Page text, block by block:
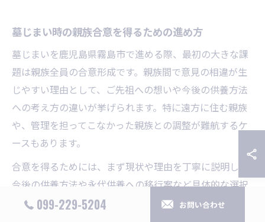
墓じまい時の親族合意を得るための進め方
墓じまいを鹿児島県霧島市で進める際、最初の大きな課
題は親族全員の合意形成です。親族間で意見の相違が生
じやすい理由として、ご先祖への想いや今後の供養方法
への考え方の違いが挙げられます。特に遠方に住む親族
や、管理を担ってこなかった親族との調整が難航するケ
ースもあります。
合意を得るためには、まず現状や理由を丁寧に説明し、
今後の供養方法や永代供養への移行案など具体的な選択
肢を提示することが重要です。霧島市の場合、改葬や墓
099-229-5204 お問い合わせ